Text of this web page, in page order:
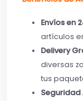
Envíos en
artículos
Delivery
diversas
tus